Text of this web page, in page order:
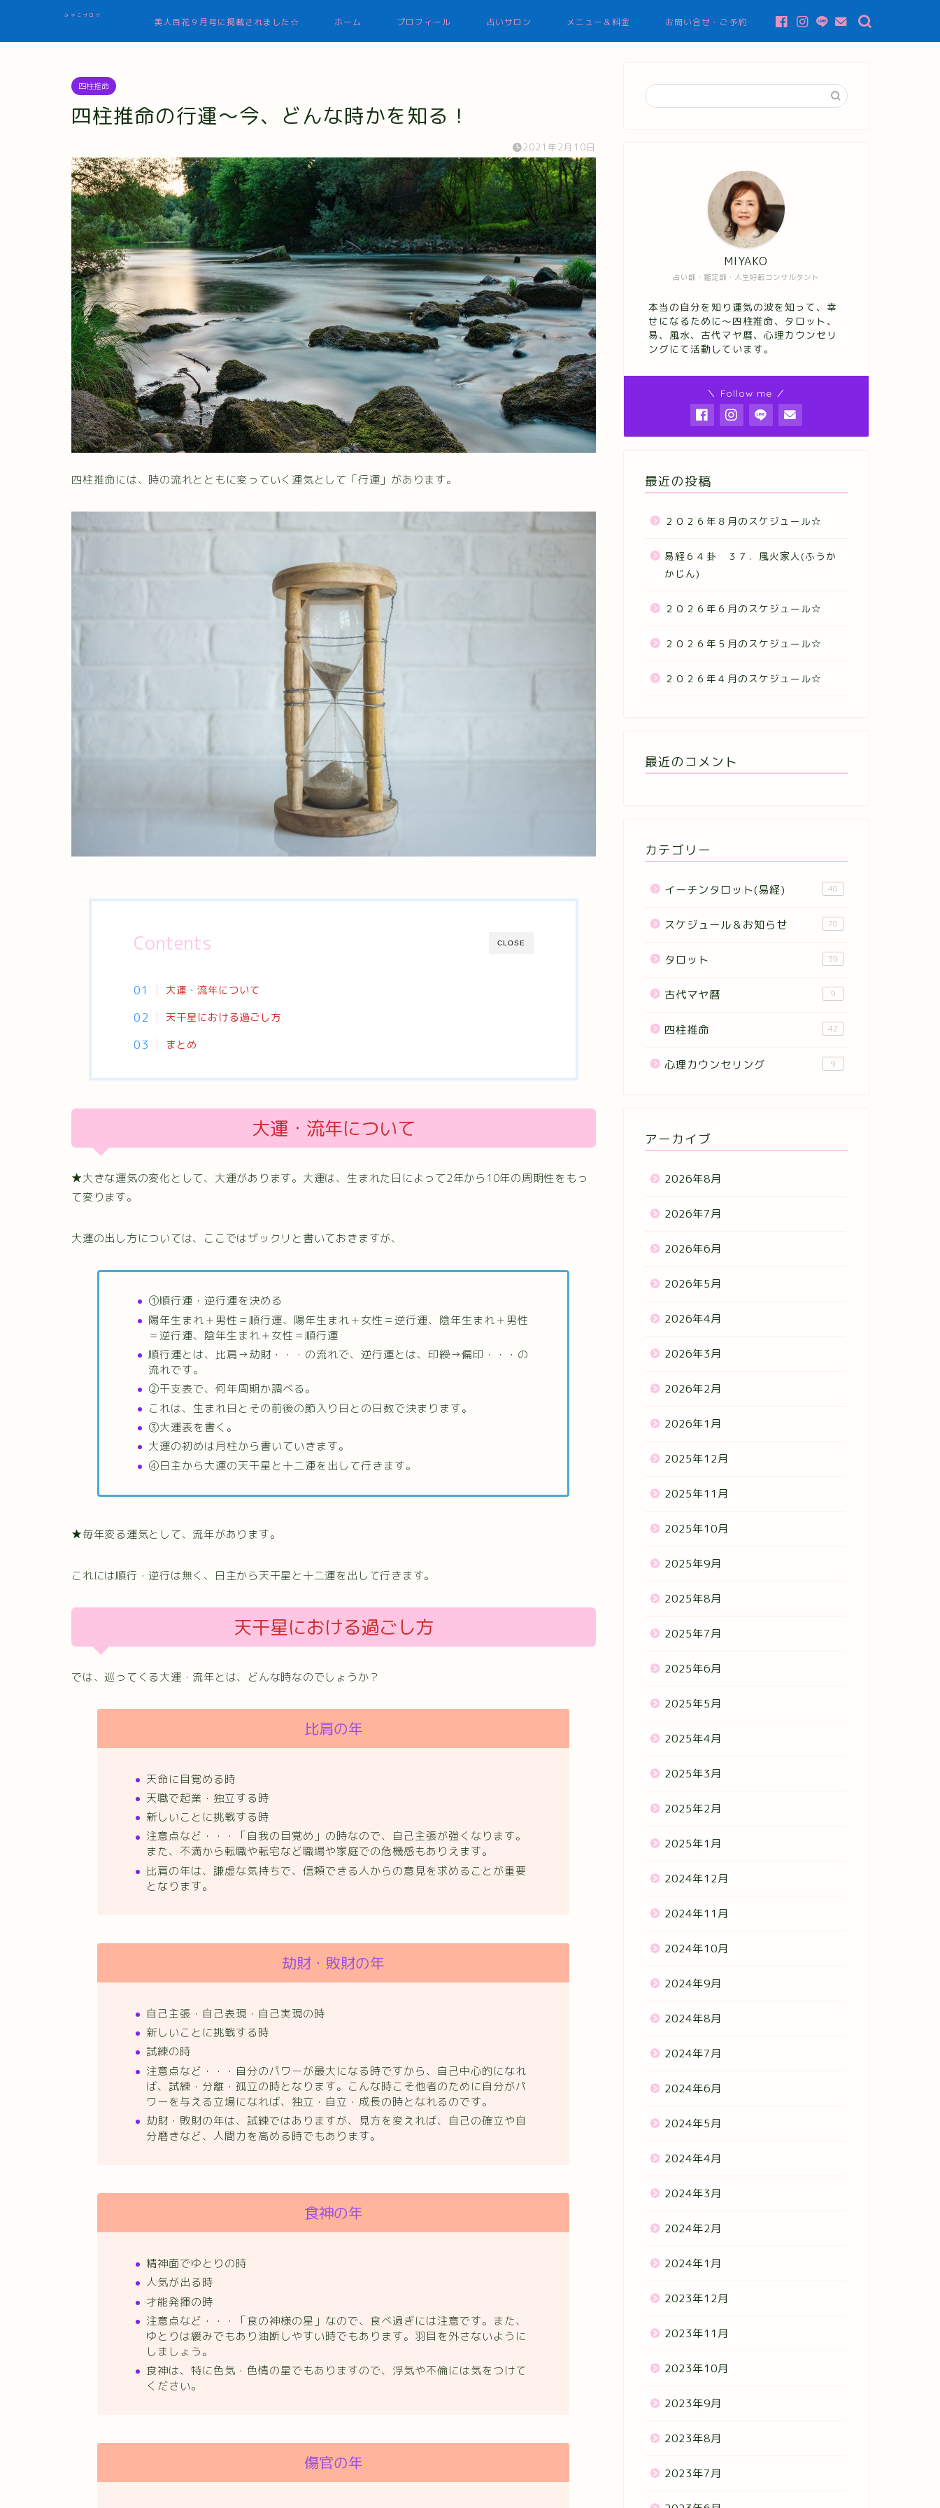
みやこブログ
美人百花９月号に掲載されました☆ ホーム プロフィール 占いサロン メニュー＆料金 お問い合せ・ご予約
四柱推命
四柱推命の行運～今、どんな時かを知る！
2021年2月10日
四柱推命には、時の流れとともに変っていく運気として「行運」があります。
CLOSE
Contents
大運・流年について
天干星における過ごし方
まとめ
大運・流年について
★大きな運気の変化として、大運があります。大運は、生まれた日によって2年から10年の周期性をもっ
て変ります。
大運の出し方については、ここではザックリと書いておきますが、
①順行運・逆行運を決める
陽年生まれ＋男性＝順行運、陽年生まれ＋女性＝逆行運、陰年生まれ＋男性
＝逆行運、陰年生まれ＋女性＝順行運
順行運とは、比肩→劫財・・・の流れで、逆行運とは、印綬→偏印・・・の
流れです。
②干支表で、何年周期か調べる。
これは、生まれ日とその前後の節入り日との日数で決まります。
③大運表を書く。
大運の初めは月柱から書いていきます。
④日主から大運の天干星と十二運を出して行きます。
★毎年変る運気として、流年があります。
これには順行・逆行は無く、日主から天干星と十二運を出して行きます。
天干星における過ごし方
では、巡ってくる大運・流年とは、どんな時なのでしょうか？
比肩の年
天命に目覚める時
天職で起業・独立する時
新しいことに挑戦する時
注意点など・・・「自我の目覚め」の時なので、自己主張が強くなります。
また、不満から転職や転宅など職場や家庭での危機感もありえます。
比肩の年は、謙虚な気持ちで、信頼できる人からの意見を求めることが重要
となります。
劫財・敗財の年
自己主張・自己表現・自己実現の時
新しいことに挑戦する時
試練の時
注意点など・・・自分のパワーが最大になる時ですから、自己中心的になれ
ば、試練・分離・孤立の時となります。こんな時こそ他者のために自分がパ
ワーを与える立場になれば、独立・自立・成長の時となれるのです。
劫財・敗財の年は、試練ではありますが、見方を変えれば、自己の確立や自
分磨きなど、人間力を高める時でもあります。
食神の年
精神面でゆとりの時
人気が出る時
才能発揮の時
注意点など・・・「食の神様の星」なので、食べ過ぎには注意です。また、
ゆとりは緩みでもあり油断しやすい時でもあります。羽目を外さないように
しましょう。
食神は、特に色気・色情の星でもありますので、浮気や不倫には気をつけて
ください。
傷官の年
占い師・鑑定師・人生好転コンサルタント
MIYAKO
本当の自分を知り運気の波を知って、幸
せになるために～四柱推命、タロット、
易、風水、古代マヤ暦、心理カウンセリ
ングにて活動しています。
＼ Follow me ／
最近の投稿
２０２６年８月のスケジュール☆
易経６４卦 ３７．風火家人(ふうか
かじん)
２０２６年６月のスケジュール☆
２０２６年５月のスケジュール☆
２０２６年４月のスケジュール☆
最近のコメント
カテゴリー
イーチンタロット(易経) 40
スケジュール＆お知らせ 70
タロット 39
古代マヤ暦 9
四柱推命 42
心理カウンセリング 9
アーカイブ
2026年8月
2026年7月
2026年6月
2026年5月
2026年4月
2026年3月
2026年2月
2026年1月
2025年12月
2025年11月
2025年10月
2025年9月
2025年8月
2025年7月
2025年6月
2025年5月
2025年4月
2025年3月
2025年2月
2025年1月
2024年12月
2024年11月
2024年10月
2024年9月
2024年8月
2024年7月
2024年6月
2024年5月
2024年4月
2024年3月
2024年2月
2024年1月
2023年12月
2023年11月
2023年10月
2023年9月
2023年8月
2023年7月